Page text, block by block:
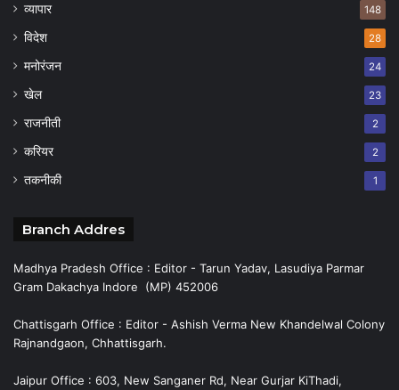
व्यापार 148
विदेश 28
मनोरंजन 24
खेल 23
राजनीती 2
करियर 2
तकनीकी 1
Branch Addres
Madhya Pradesh Office : Editor - Tarun Yadav, Lasudiya Parmar
Gram Dakachya Indore (MP) 452006
Chattisgarh Office : Editor - Ashish Verma New Khandelwal Colony
Rajnandgaon, Chhattisgarh.
Jaipur Office : 603, New Sanganer Rd, Near Gurjar KiThadi,